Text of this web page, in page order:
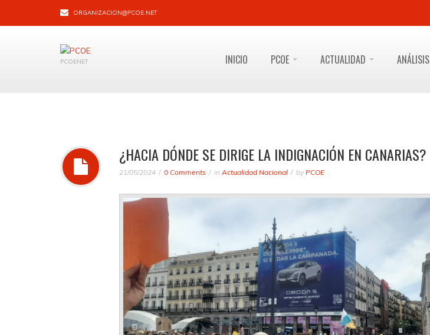
ORGANIZACION@PCOE.NET
PCOENET INICIO PCOE ACTUALIDAD ANÁLISIS
¿HACIA DÓNDE SE DIRIGE LA INDIGNACIÓN EN CANARIAS?
21/05/2024 0 Comments in Actualidad Nacional by PCOE